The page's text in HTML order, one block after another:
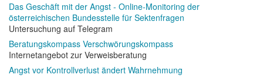
Das Geschäft mit der Angst - Online-Monitoring der
österreichischen Bundesstelle für Sektenfragen
Untersuchung auf Telegram
Beratungskompass Verschwörungskompass
Internetangebot zur Verweisberatung
Angst vor Kontrollverlust ändert Wahrnehmung